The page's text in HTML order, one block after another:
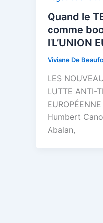
Quand le
comme
l’L’UNION
Viviane De
LES
LUTTE ANTI-
Humbert
Abalan,